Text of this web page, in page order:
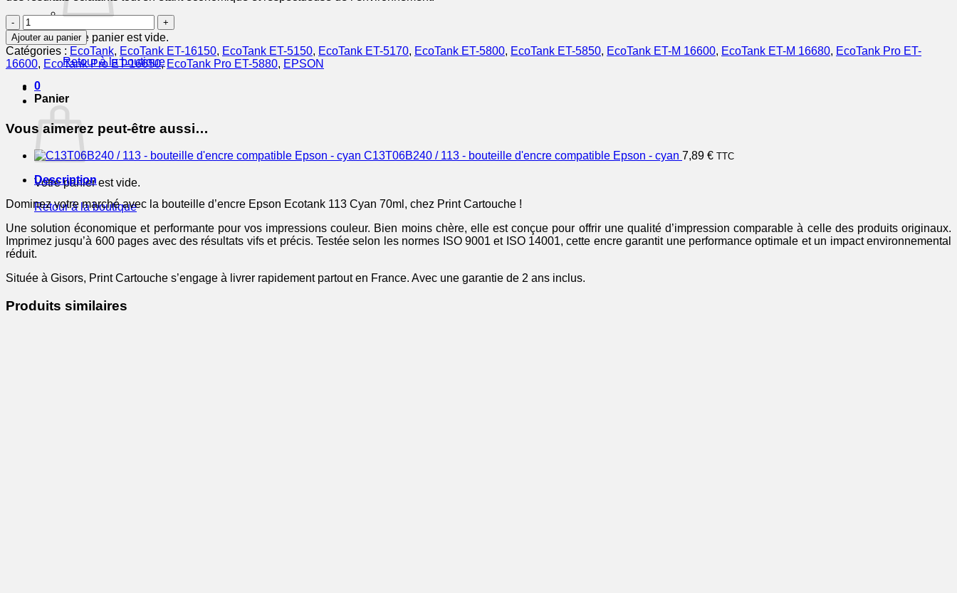
Votre panier est vide.
Retour à la boutique
0
Panier
Votre panier est vide.
Retour à la boutique
quantité
de
EPSON
Bouteille
encre
Ecotank
113
70ml
Ajouter au panier
Catégories : EcoTank, EcoTank ET-16150, EcoTank ET-5150, EcoTank ET-5170, EcoTank ET-5800, EcoTank ET-5850, EcoTank ET-M 16600, EcoTank ET-M 16680, EcoTank Pro ET-
16600, EcoTank Pro ET-16650, EcoTank Pro ET-5880, EPSON
Vous aimerez peut-être aussi…
C13T06B240 / 113 - bouteille d'encre compatible Epson - cyan 7,89 € TTC
Description
Dominez votre marché avec la bouteille d’encre Epson Ecotank 113 Cyan 70ml, chez Print Cartouche !
Une solution économique et performante pour vos impressions couleur. Bien moins chère, elle est conçue pour offrir une qualité d’impression comparable à celle des produits originaux.
Imprimez jusqu’à 600 pages avec des résultats vifs et précis. Testée selon les normes ISO 9001 et ISO 14001, cette encre garantit une performance optimale et un impact environnemental
réduit.
Située à Gisors, Print Cartouche s’engage à livrer rapidement partout en France. Avec une garantie de 2 ans inclus.
Produits similaires